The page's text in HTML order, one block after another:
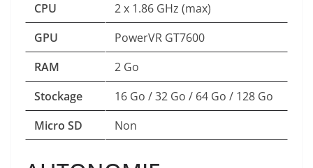
CPU
2 x 1.86 GHz (max)
GPU
PowerVR GT7600
RAM
2 Go
Stockage
16 Go / 32 Go / 64 Go / 128 Go
Micro SD
Non